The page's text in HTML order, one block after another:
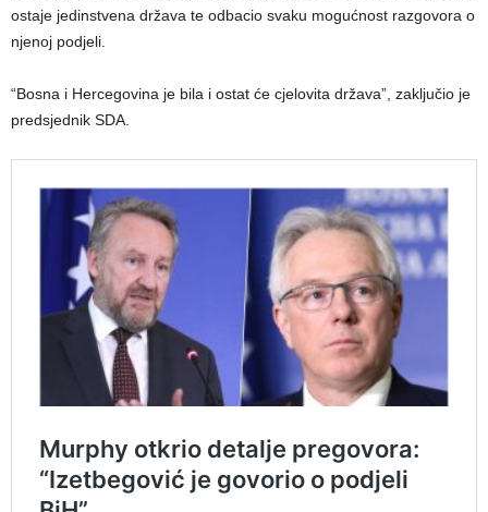
ostaje jedinstvena država te odbacio svaku mogućnost razgovora o
njenoj podjeli.
“Bosna i Hercegovina je bila i ostat će cjelovita država”, zaključio je
predsjednik SDA.